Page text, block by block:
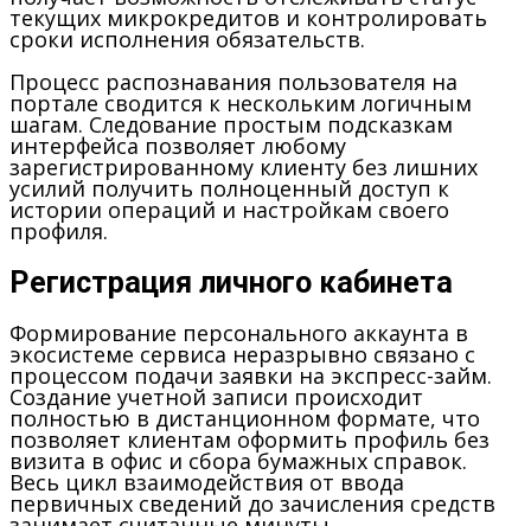
текущих микрокредитов и контролировать
сроки исполнения обязательств.
Процесс распознавания пользователя на
портале сводится к нескольким логичным
шагам. Следование простым подсказкам
интерфейса позволяет любому
зарегистрированному клиенту без лишних
усилий получить полноценный доступ к
истории операций и настройкам своего
профиля.
Регистрация личного кабинета
Формирование персонального аккаунта в
экосистеме сервиса неразрывно связано с
процессом подачи заявки на экспресс-займ.
Создание учетной записи происходит
полностью в дистанционном формате, что
позволяет клиентам оформить профиль без
визита в офис и сбора бумажных справок.
Весь цикл взаимодействия от ввода
первичных сведений до зачисления средств